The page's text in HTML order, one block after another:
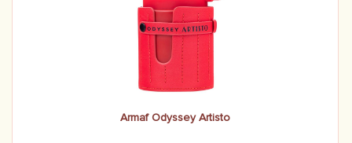
Armaf Odyssey Artisto